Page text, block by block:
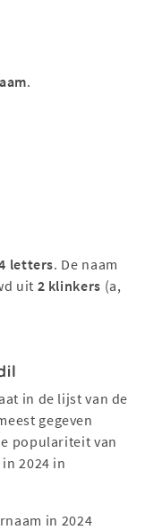
.
letters. De naam
uit 2 klinkers (a,
in de lijst van de
gegeven
populariteit van
2024 in
in 2024